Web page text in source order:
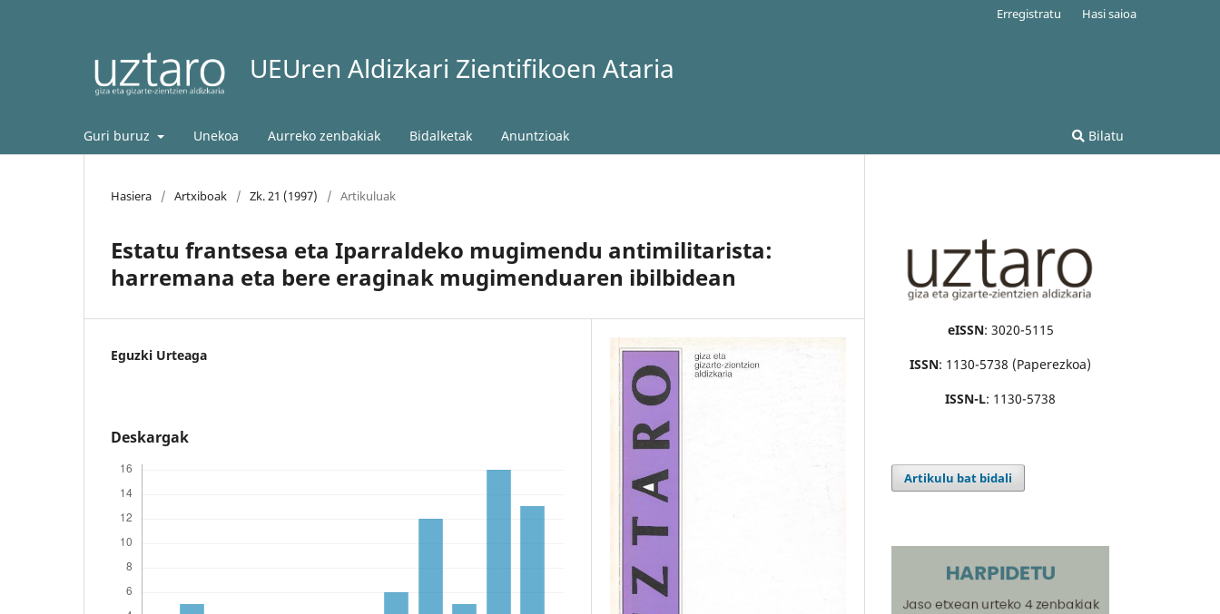
UEUren Aldizkari Zientifikoen Ataria
Guri buruz Unekoa Aurreko zenbakiak Bidalketak Anuntzioak Bilatu
Erregistratu Hasi saioa
Hasiera / Artxiboak / Zk. 21 (1997) / Artikuluak
Estatu frantsesa eta Iparraldeko mugimendu antimilitarista:
harremana eta bere eraginak mugimenduaren ibilbidean
Eguzki Urteaga
Deskargak
eISSN: 3020-5115
ISSN: 1130-5738 (Paperezkoa)
ISSN-L: 1130-5738
Artikulu bat bidali